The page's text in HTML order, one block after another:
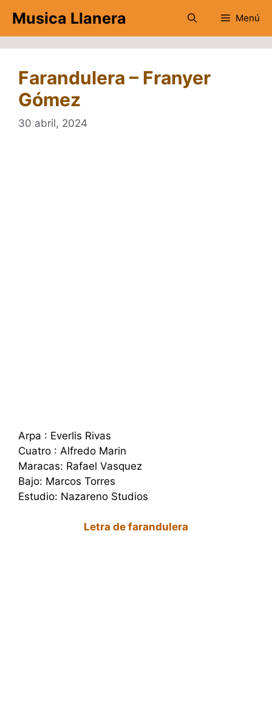
contenido
Musica Llanera Menú
Farandulera – Franyer
Gómez
30 abril, 2024
Arpa : Everlis Rivas
Cuatro : Alfredo Marin
Maracas: Rafael Vasquez
Bajo: Marcos Torres
Estudio: Nazareno Studios
Letra de farandulera